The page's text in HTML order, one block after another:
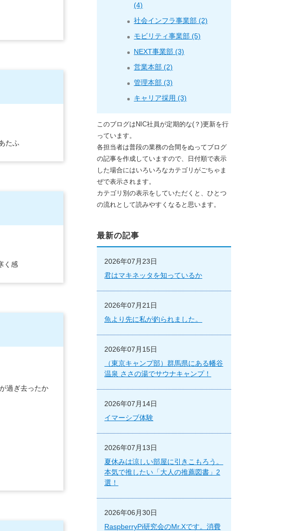
たふ
く感
過ぎ去ったか
(4)
社会インフラ事業部 (2)
モビリティ事業部 (5)
NEXT事業部 (3)
営業本部 (2)
管理本部 (3)
キャリア採用 (3)
このブログはNIC社員が定期的な(？)更新を行
っています。
各担当者は普段の業務の合間をぬってブログ
の記事を作成していますので、日付順で表示
した場合にはいろいろなカテゴリがごちゃま
ぜで表示されます。
カテゴリ別の表示をしていただくと、ひとつ
の流れとして読みやすくなると思います。
最新の記事
2026年07月23日
君はマキネッタを知っているか
2026年07月21日
魚より先に私が釣られました。
2026年07月15日
（東京キャンプ部）群馬県にある幡谷
温泉 ささの湯でサウナキャンプ！
2026年07月14日
イマーシブ体験
2026年07月13日
夏休みは涼しい部屋に引きこもろう。
本気で推したい「大人の推薦図書」2
選！
2026年06月30日
RaspberryPi研究会のMr.Xです。消費